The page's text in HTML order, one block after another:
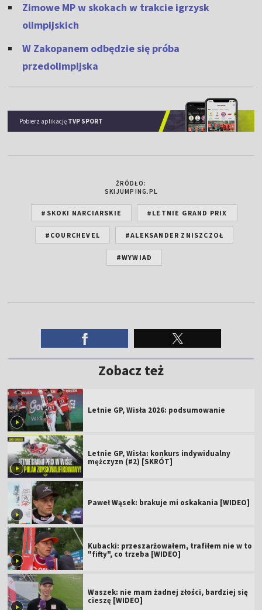
Zimowe MP w skokach w trakcie igrzysk
olimpijskich
W Zakopanem odbędzie się próba
przedolimpijska
Pobierz aplikację TVP SPORT
ŹRÓDŁO:
SKIJUMPING.PL
#SKOKI NARCIARSKIE #LETNIE GRAND PRIX
#COURCHEVEL #ALEKSANDER ZNISZCZOŁ
#WYWIAD
Zobacz też
Letnie GP, Wisła 2026: podsumowanie
Letnie GP, Wisła: konkurs indywidualny
mężczyzn (#2) [SKRÓT]
Paweł Wąsek: brakuje mi oskakania [WIDEO]
Kubacki: przeszarżowałem, trafiłem nie w to
"fifty", co trzeba [WIDEO]
Waszek: nie mam żadnej złości, bardziej się
cieszę [WIDEO]